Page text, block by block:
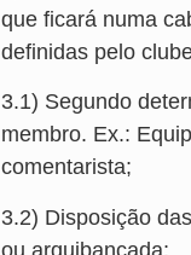
que ficará numa
definidas pelo
3.1) Segundo
membro. Ex.:
comentarista;
3.2) Disposição
ou arquibancada;